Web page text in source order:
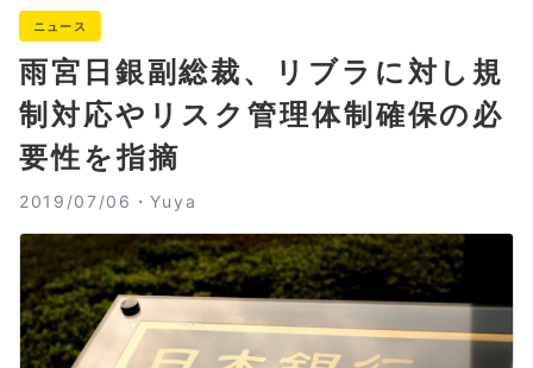
ニュース
雨宮日銀副総裁、リブラに対し規
制対応やリスク管理体制確保の必
要性を指摘
2019/07/06・Yuya